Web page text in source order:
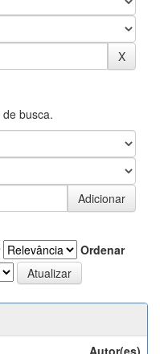
busca.
Ordenar
Autor(es)